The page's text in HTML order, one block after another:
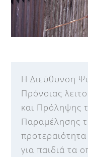
Η Διεύθυνση
Πρόνοιας
και Πρόληψης
Παραμέλησης
προτεραιότητα
για παιδιά τα